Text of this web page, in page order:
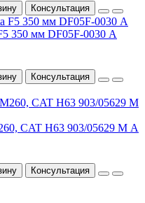
Консультация
350 мм DF05F-0030 А
Консультация
CAT H63 903/05629 М А
Консультация